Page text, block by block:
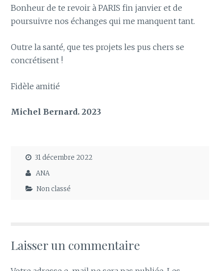
Bonheur de te revoir à PARIS fin janvier et de
poursuivre nos échanges qui me manquent tant.
Outre la santé, que tes projets les pus chers se
concrétisent !
Fidèle amitié
Michel Bernard. 2023
31 décembre 2022
ANA
Non classé
Laisser un commentaire